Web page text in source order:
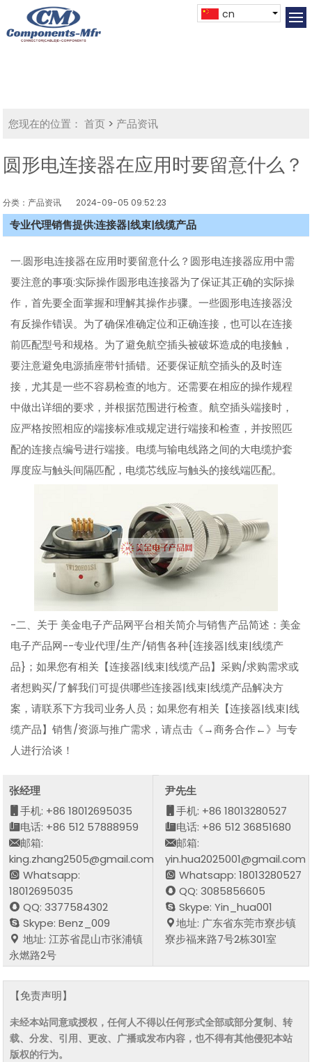
cn
您现在的位置： 首页 > 产品资讯
圆形电连接器在应用时要留意什么？
分类：产品资讯 2024-09-05 09:52:23
专业代理销售提供:连接器|线束|线缆产品
一.圆形电连接器在应用时要留意什么？圆形电连接器应用中需
要注意的事项:实际操作圆形电连接器为了保证其正确的实际操
作，首先要全面掌握和理解其操作步骤。一些圆形电连接器没
有反操作错误。为了确保准确定位和正确连接，也可以在连接
前匹配型号和规格。为了避免航空插头被破坏造成的电接触，
要注意避免电源插座带针插错。还要保证航空插头的及时连
接，尤其是一些不容易检查的地方。还需要在相应的操作规程
中做出详细的要求，并根据范围进行检查。航空插头端接时，
应严格按照相应的端接标准或规定进行端接和检查，并按照匹
配的连接点编号进行端接。电缆与输电线路之间的大电缆护套
厚度应与触头间隔匹配，电缆芯线应与触头的接线端匹配。
-二、关于 美金电子产品网平台相关简介与销售产品简述：美金
电子产品网--专业代理/生产/销售各种{连接器|线束|线缆产
品}；如果您有相关【连接器|线束|线缆产品】采购/求购需求或
者想购买/了解我们可提供哪些连接器|线束|线缆产品解决方
案，请联系下方我司业务人员；如果您有相关【连接器|线束|线
缆产品】销售/资源与推广需求，请点击《→商务合作←》与专
人进行洽谈！
张经理
手机: +86 18012695035
电话: +86 512 57888959
邮箱:
king.zhang2505@gmail.com
Whatsapp:
18012695035
QQ: 3377584302
Skype: Benz_009
地址: 江苏省昆山市张浦镇
永燃路2号
尹先生
手机: +86 18013280527
电话: +86 512 36851680
邮箱:
yin.hua2025001@gmail.com
Whatsapp: 18013280527
QQ: 3085856605
Skype: Yin_hua001
地址: 广东省东莞市寮步镇
寮步福来路7号2栋301室
【免责声明】
未经本站同意或授权，任何人不得以任何形式全部或部分复制、转
载、分发、引用、更改、广播或发布内容，也不得有其他侵犯本站
版权的行为。